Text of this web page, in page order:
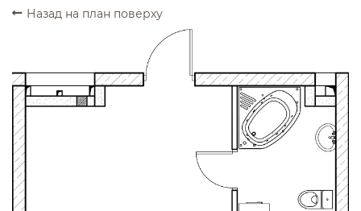
Назад на план поверху